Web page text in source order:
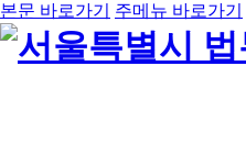
본문 바로가기 주메뉴 바로가기